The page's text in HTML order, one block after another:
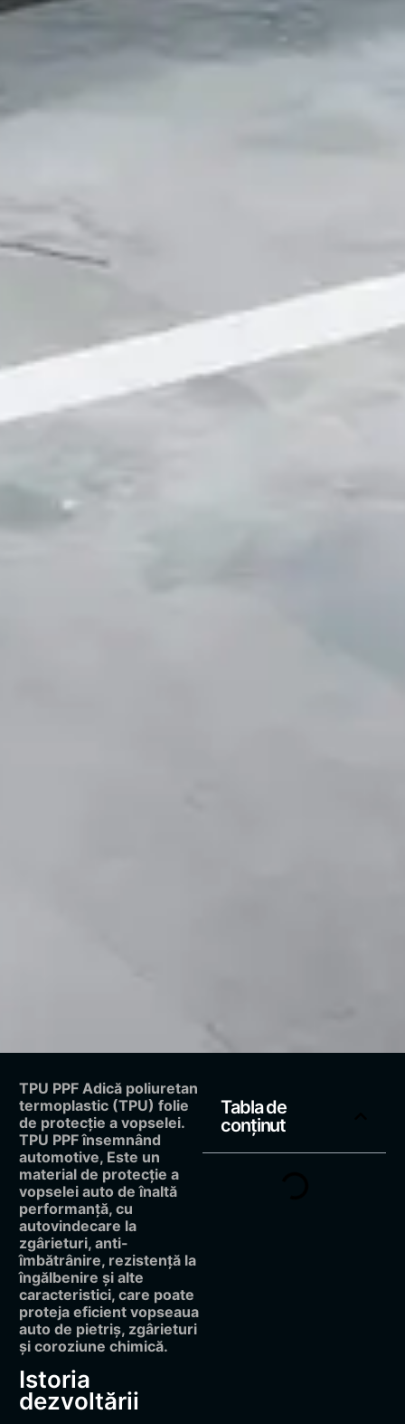
TPU PPF Adică poliuretan
termoplastic (TPU) folie
de protecție a vopselei.
TPU PPF însemnând
automotive, Este un
material de protecție a
vopselei auto de înaltă
performanță, cu
autovindecare la
zgârieturi, anti-
îmbătrânire, rezistență la
îngălbenire și alte
caracteristici, care poate
proteja eficient vopseaua
auto de pietriș, zgârieturi
și coroziune chimică.
Istoria
dezvoltării
Tabla de
conținut